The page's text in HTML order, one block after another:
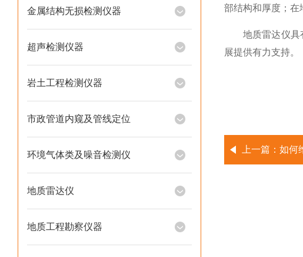
金属结构无损检测仪器
超声检测仪器
岩土工程检测仪器
市政管道内窥及管线定位
环境气体类及噪音检测仪
地质雷达仪
地质工程勘察仪器
部结构和厚度；在
地质雷达仪具有
展提供有力支持。
上一篇： 如何